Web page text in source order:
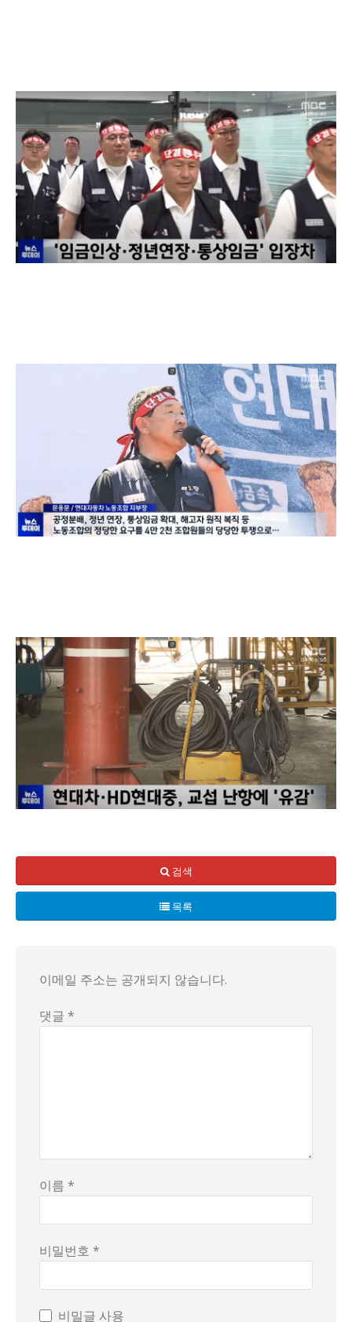
지난 25년간의 단체교섭이 사실상 성과 없이 이어진 가운
반면 현대차와 HD 현대중공업 측은 교섭이 난항을 겪고 있
검색
목록
이메일 주소는 공개되지 않습니다.
댓글 *
이름 *
비밀번호 *
비밀글 사용